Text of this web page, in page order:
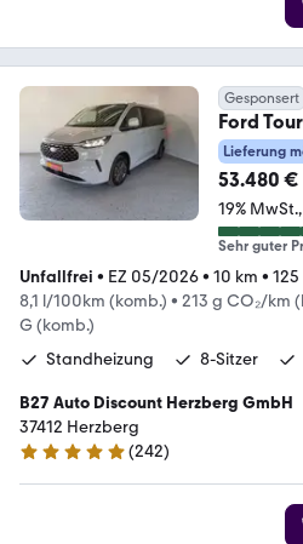
Gesponsert
Ford
Lieferung
53.480 €
19% MwSt.
Sehr guter
Unfallfrei • EZ 05/2026• 10 km • 125
8,1 l/100km (komb.) • 213 g CO₂/km
G (komb.)
Standheizung
8-Sitzer
B27 Auto Discount Herzberg GmbH
37412 Herzberg
4.8 Sterne
(242)